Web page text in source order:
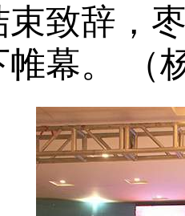
致辞，
帷幕。 （